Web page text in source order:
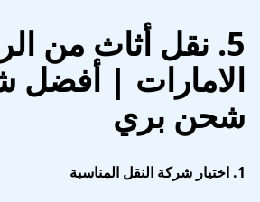
5. نقل أثاث من
الامارات | أفضل
شحن بري
1. اختيار شركة النقل المناسبة